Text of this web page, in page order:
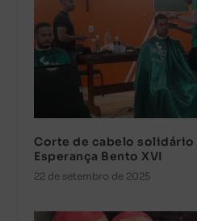
Corte de cabelo solidário
Esperança Bento XVI
22 de setembro de 2025